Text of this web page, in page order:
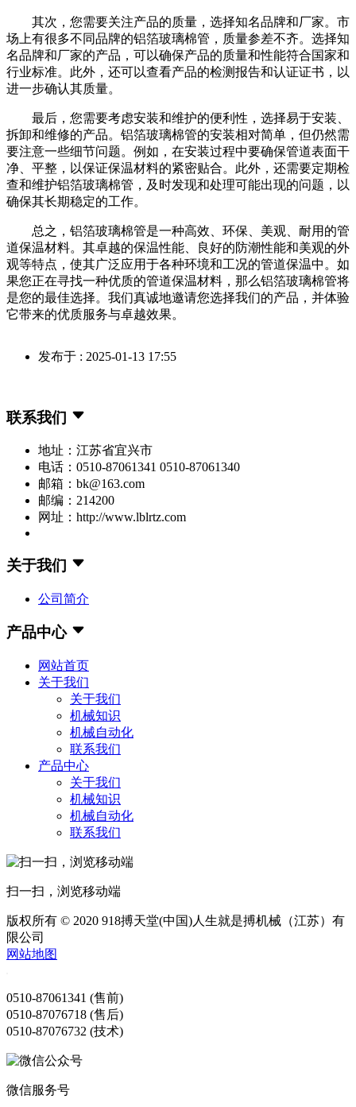
其次，您需要关注产品的质量，选择知名品牌和厂家。市
场上有很多不同品牌的铝箔玻璃棉管，质量参差不齐。选择知
名品牌和厂家的产品，可以确保产品的质量和性能符合国家和
行业标准。此外，还可以查看产品的检测报告和认证证书，以
进一步确认其质量。
最后，您需要考虑安装和维护的便利性，选择易于安装、
拆卸和维修的产品。铝箔玻璃棉管的安装相对简单，但仍然需
要注意一些细节问题。例如，在安装过程中要确保管道表面干
净、平整，以保证保温材料的紧密贴合。此外，还需要定期检
查和维护铝箔玻璃棉管，及时发现和处理可能出现的问题，以
确保其长期稳定的工作。
总之，铝箔玻璃棉管是一种高效、环保、美观、耐用的管
道保温材料。其卓越的保温性能、良好的防潮性能和美观的外
观等特点，使其广泛应用于各种环境和工况的管道保温中。如
果您正在寻找一种优质的管道保温材料，那么铝箔玻璃棉管将
是您的最佳选择。我们真诚地邀请您选择我们的产品，并体验
它带来的优质服务与卓越效果。
发布于 : 2025-01-13 17:55
联系我们
地址：江苏省宜兴市
电话：0510-87061341 0510-87061340
邮箱：bk@163.com
邮编：214200
网址：http://www.lblrtz.com
关于我们
公司简介
产品中心
网站首页
关于我们
关于我们
机械知识
机械自动化
联系我们
产品中心
关于我们
机械知识
机械自动化
联系我们
扫一扫，浏览移动端
版权所有 © 2020 918搏天堂(中国)人生就是搏机械（江苏）有
限公司
网站地图
0510-87061341 (售前)
0510-87076718 (售后)
0510-87076732 (技术)
微信服务号